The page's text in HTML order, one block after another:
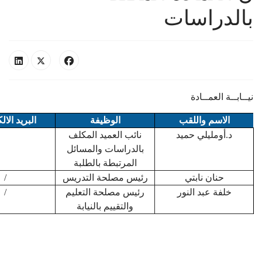
بالدراسات
نيــابــة العمــادة
الاسم واللقب الوظيفة
البريد
د.أومليلي حميد
نائب العميد المكلف
بالدراسات والمسائل
المرتبطة بالطلبة
حنان نابتي
رئيس مصلحة التدريس
/
خلفة عبد النور
رئيس مصلحة التعليم
والتقييم بالنيابة
/